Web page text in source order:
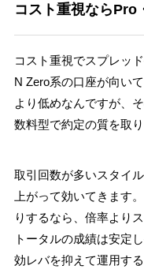
コスト重視ならPro
コスト重視でスプレッ
N Zero系の口座が向い
より低めなんですが、
数料型で約定の質を取
取引回数が多いスタイ
上がって効いてきます
りするなら、倍率より
トータルの成績は安定
効レバを抑えて運用す